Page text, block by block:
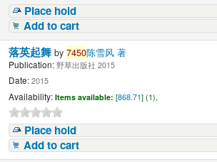
Place hold
Add to cart
落英起舞by7450陈雪风 著
Publication: 野草出版社 2015
Date: 2015
Availability: Items available: [868.71] (1),
Place hold
Add to cart